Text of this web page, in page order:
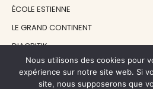
ÉCOLE ESTIENNE
LE GRAND CONTINENT
DIACRITIK
EN ATTENDANT NADEAU
Nous utilisons des cookies pour
expérience sur notre site web. Si
site, nous supposerons que